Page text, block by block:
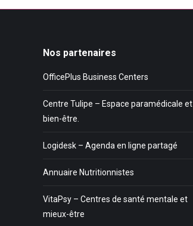
Nos partenaires
OfficePlus Business Centers
Centre Tulipe – Espace paramédicale et
bien-être.
Logidesk – Agenda en ligne partagé
Annuaire Nutritionnistes
VitaPsy – Centres de santé mentale et
mieux-être